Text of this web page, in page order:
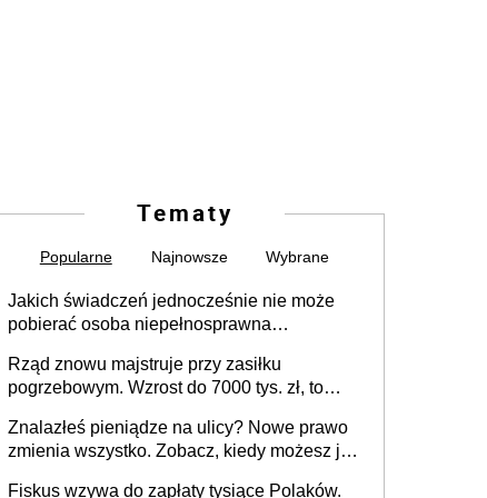
Tematy
Popularne Najnowsze Wybrane
Jakich świadczeń jednocześnie nie może
pobierać osoba niepełnosprawna
Rząd znowu majstruje przy zasiłku
pogrzebowym. Wzrost do 7000 tys. zł, to
Znalazłeś pieniądze na ulicy? Nowe prawo
zmienia wszystko. Zobacz, kiedy możesz je
Fiskus wzywa do zapłaty tysiące Polaków.